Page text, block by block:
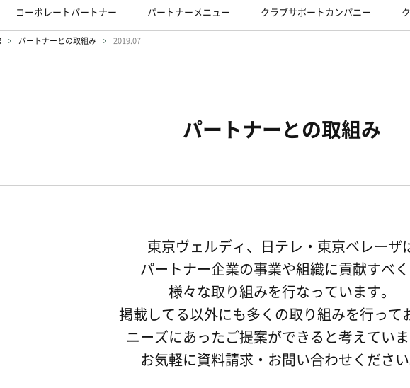
コーポレートパートナー パートナーメニュー クラブサポートカンパニー
パートナーとの取組み 2019.07
パートナーとの取組み
東京ヴェルディ、日テレ・東京ベレーザ
パートナー企業の事業や組織に貢献すべく
様々な取り組みを行なっています。
掲載してる以外にも多くの取り組みを行って
ニーズにあったご提案ができると考えていま
お気軽に資料請求・お問い合わせください